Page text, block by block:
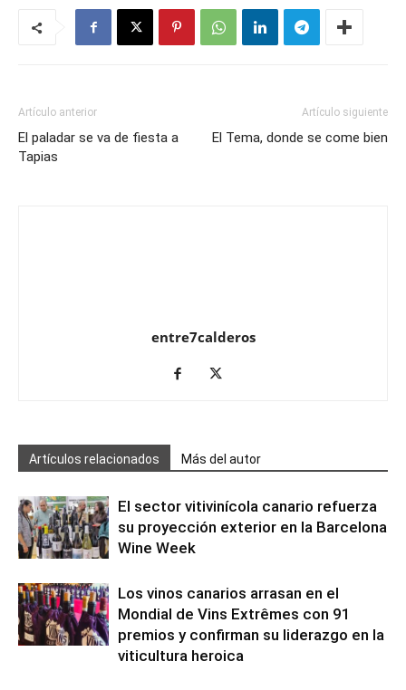
Artículo anterior
El paladar se va de fiesta a
Tapias
Artículo siguiente
El Tema, donde se come bien
entre7calderos
Artículos relacionados Más del autor
El sector vitivinícola canario refuerza
su proyección exterior en la Barcelona
Wine Week
Los vinos canarios arrasan en el
Mondial de Vins Extrêmes con 91
premios y confirman su liderazgo en la
viticultura heroica